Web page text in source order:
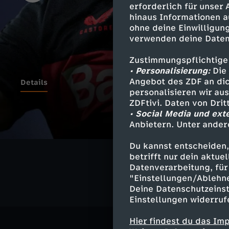
erforderlich für unser
hinaus Informationen
ohne deine
verwenden deine
• Personalisierung:Die
Angebot des ZDF an
personalisieren wir
ZDFtivi. Daten von
• Social Media und
Anbietern. Unter
Du kannst
betrifft nur dein
Datenverarbeitung,
"Einstellungen/
Deine
Einstellungen
Hier findest du das
Details
Ähnliche
Sport